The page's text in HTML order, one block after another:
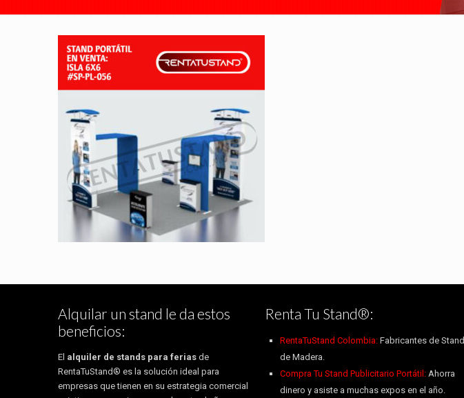
Alquilar un stand le da estos
beneficios:
El alquiler de stands para ferias de
RentaTuStand® es la solución ideal para
empresas que tienen en su estrategia comercial
Renta Tu Stand®:
RentaTuStand Colombia:Fabricantes de
de Madera.
Compra Tu Stand Publicitario Portátil: Ahorra
dinero y asiste a muchas expos en el año.